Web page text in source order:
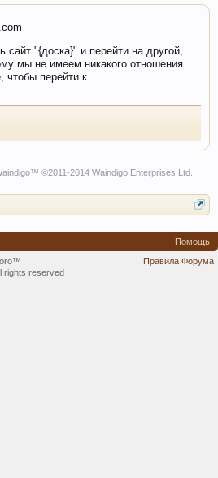
сайт "{доска}" и перейти на другой,
мы не имеем никакого отношения.
чтобы перейти к
™ ©2011-2014 Waindigo Enterprises Ltd.
Помощь
Правила Форума
rights reserved